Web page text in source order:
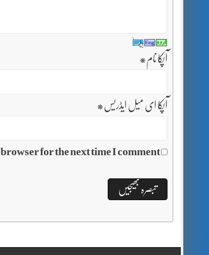
آپکا نام *
آپکا ای میل ایڈریس *
for the next time I comment.